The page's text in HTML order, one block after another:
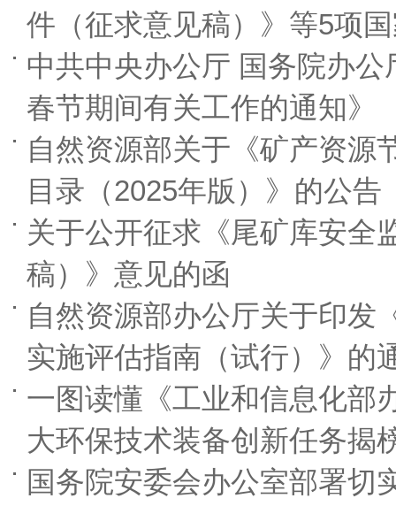
件（征求意见稿）》等5项
中共中央办公厅 国务院办
春节期间有关工作的通知》
自然资源部关于《矿产资源
目录（2025年版）》的公告
关于公开征求《尾矿库安全
稿）》意见的函
自然资源部办公厅关于印发
实施评估指南（试行）》的
一图读懂《工业和信息化部
大环保技术装备创新任务揭
国务院安委会办公室部署切